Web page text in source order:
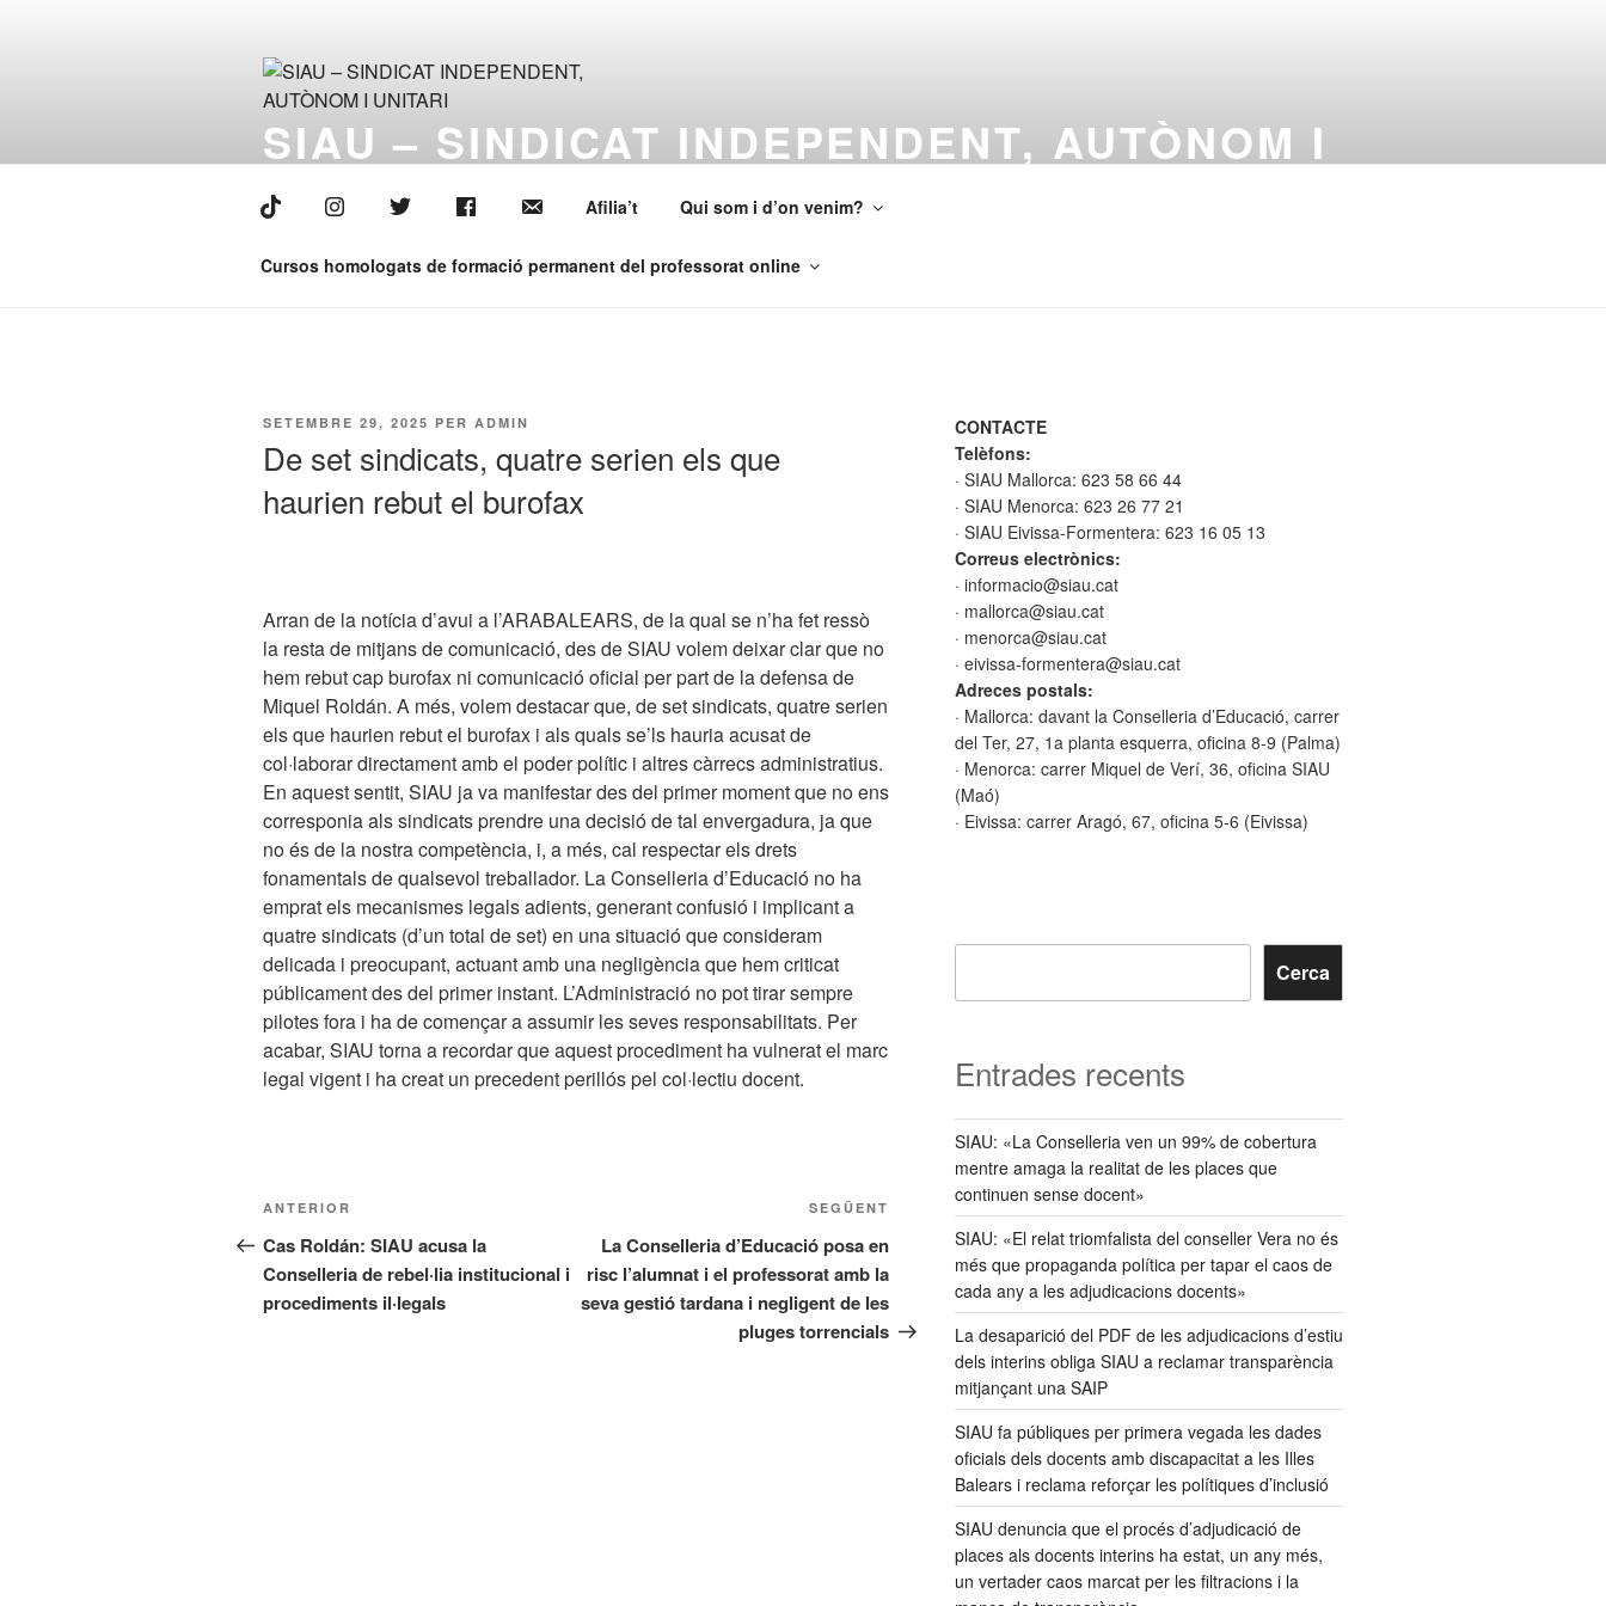
SIAU – SINDICAT INDEPENDENT, AUTÒNOM I
UNITARI
Afilia’t Qui som i d’on venim?
Cursos homologats de formació permanent del professorat online
PUBLICAT
SETEMBRE 29, 2025 PER ADMIN
De set sindicats, quatre serien els que
haurien rebut el burofax
Arran de la notícia d’avui a l’ARABALEARS, de la qual se n’ha fet ressò
la resta de mitjans de comunicació, des de SIAU volem deixar clar que no
hem rebut cap burofax ni comunicació oficial per part de la defensa de
Miquel Roldán. A més, volem destacar que, de set sindicats, quatre serien
els que haurien rebut el burofax i als quals se’ls hauria acusat de
col·laborar directament amb el poder polític i altres càrrecs administratius.
En aquest sentit, SIAU ja va manifestar des del primer moment que no ens
corresponia als sindicats prendre una decisió de tal envergadura, ja que
no és de la nostra competència, i, a més, cal respectar els drets
fonamentals de qualsevol treballador. La Conselleria d’Educació no ha
emprat els mecanismes legals adients, generant confusió i implicant a
quatre sindicats (d’un total de set) en una situació que consideram
delicada i preocupant, actuant amb una negligència que hem criticat
públicament des del primer instant. L’Administració no pot tirar sempre
pilotes fora i ha de començar a assumir les seves responsabilitats. Per
acabar, SIAU torna a recordar que aquest procediment ha vulnerat el marc
legal vigent i ha creat un precedent perillós pel col·lectiu docent.
Navegació
d'entrades
Entrada
anterior
ANTERIOR
Cas Roldán: SIAU acusa la
Conselleria de rebel·lia institucional i
procediments il·legals
Entrada
següent
SEGÜENT
La Conselleria d’Educació posa en
risc l’alumnat i el professorat amb la
seva gestió tardana i negligent de les
pluges torrencials
CONTACTE
Telèfons:
· SIAU Mallorca: 623 58 66 44
· SIAU Menorca: 623 26 77 21
· SIAU Eivissa-Formentera: 623 16 05 13
Correus electrònics:
· informacio@siau.cat
· mallorca@siau.cat
· menorca@siau.cat
· eivissa-formentera@siau.cat
Adreces postals:
· Mallorca: davant la Conselleria d’Educació, carrer
del Ter, 27, 1a planta esquerra, oficina 8-9 (Palma)
· Menorca: carrer Miquel de Verí, 36, oficina SIAU
(Maó)
· Eivissa: carrer Aragó, 67, oficina 5-6 (Eivissa)
Cerca
Entrades recents
SIAU: «La Conselleria ven un 99% de cobertura
mentre amaga la realitat de les places que
continuen sense docent»
SIAU: «El relat triomfalista del conseller Vera no és
més que propaganda política per tapar el caos de
cada any a les adjudicacions docents»
La desaparició del PDF de les adjudicacions d’estiu
dels interins obliga SIAU a reclamar transparència
mitjançant una SAIP
SIAU fa públiques per primera vegada les dades
oficials dels docents amb discapacitat a les Illes
Balears i reclama reforçar les polítiques d’inclusió
SIAU denuncia que el procés d’adjudicació de
places als docents interins ha estat, un any més,
un vertader caos marcat per les filtracions i la